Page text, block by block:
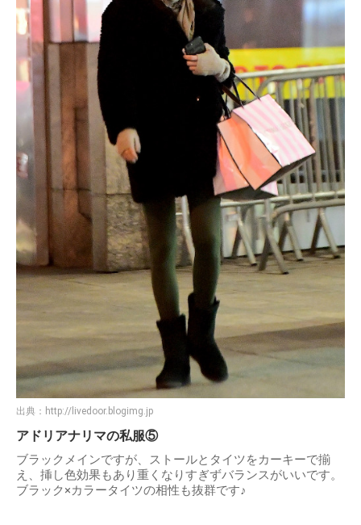
出典： http://livedoor.blogimg.jp
アドリアナリマの私服⑤
ブラックメインですが、ストールとタイツをカーキーで揃
え、挿し色効果もあり重くなりすぎずバランスがいいです。
ブラック×カラータイツの相性も抜群です♪